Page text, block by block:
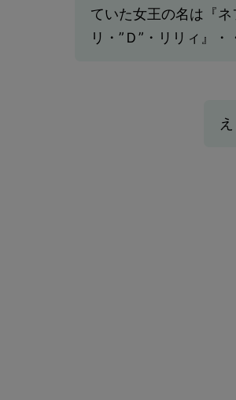
ていた女王の名は『ネ
リ・”Ｄ”・リリィ』・